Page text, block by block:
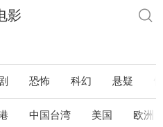
影
恐怖 科幻 悬疑
中国台湾 美国 欧洲